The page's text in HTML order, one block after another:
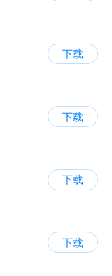
下载
下载
下载
下载